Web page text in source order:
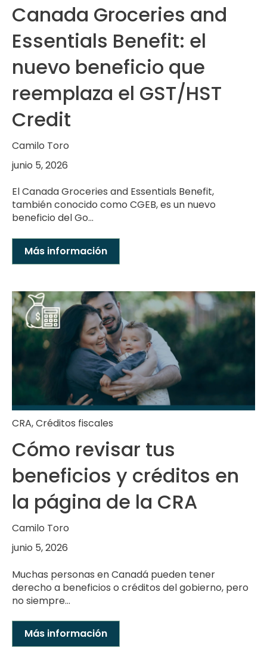
Canada Groceries and
Essentials Benefit: el
nuevo beneficio que
reemplaza el GST/HST
Credit
Camilo Toro
junio 5, 2026
El Canada Groceries and Essentials Benefit,
también conocido como CGEB, es un nuevo
beneficio del Go...
Más información
CRA,Créditos fiscales
Cómo revisar tus
beneficios y créditos en
la página de la CRA
Camilo Toro
junio 5, 2026
Muchas personas en Canadá pueden tener
derecho a beneficios o créditos del gobierno, pero
no siempre...
Más información